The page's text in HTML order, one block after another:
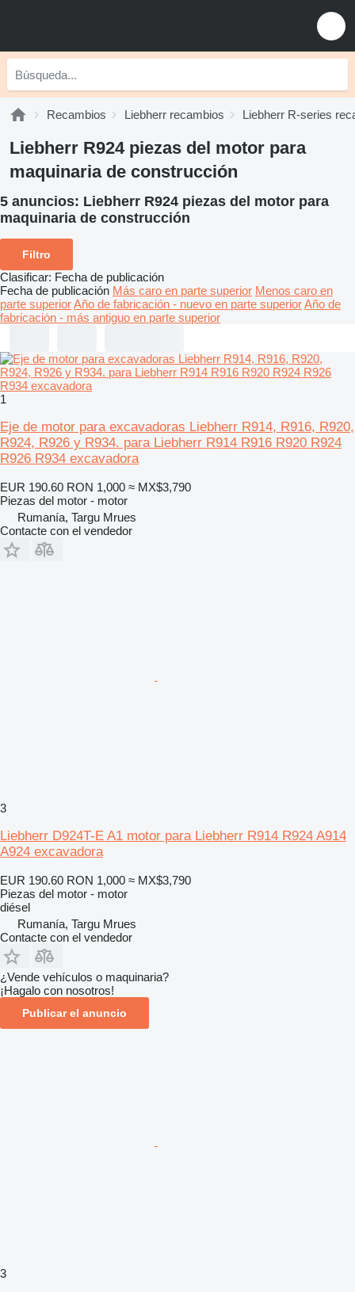
Recambios Liebherr recambios Liebherr R-series
Liebherr R924 piezas del motor para
maquinaria de construcción
5 anuncios: Liebherr R924 piezas del motor para
maquinaria de construcción
Filtro
Clasificar: Fecha de publicación
Fecha de publicación Más caro en parte superior Menos caro en
parte superiorAño de fabricación - nuevo en parte superiorAño de
fabricación - más antiguo en parte superior
1
Eje de motor para excavadoras Liebherr R914, R916, R920,
R924, R926 y R934. para Liebherr R914 R916 R920 R924
R926 R934 excavadora
EUR 190.60 RON 1,000 ≈ MX$3,790
Piezas del motor - motor
Rumanía, Targu Mrues
Contacte con el vendedor
3
Liebherr D924T-E A1 motor para Liebherr R914 R924 A914
A924 excavadora
EUR 190.60 RON 1,000 ≈ MX$3,790
Piezas del motor - motor
diésel
Rumanía, Targu Mrues
Contacte con el vendedor
¿Vende vehículos o maquinaria?
¡Hagalo con nosotros!
Publicar el anuncio
3